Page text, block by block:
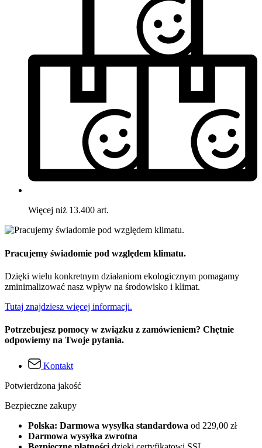
Więcej niż 13.400 art.
Pracujemy świadomie pod względem klimatu.
Dzięki wielu konkretnym działaniom ekologicznym pomagamy
zminimalizować nasz wpływ na środowisko i klimat.
Tutaj znajdziesz więcej informacji.
Potrzebujesz pomocy w związku z zamówieniem? Chętnie
odpowiemy na Twoje pytania.
Kontakt
Potwierdzona jakość
Bezpieczne zakupy
Polska: Darmowa wysyłka standardowa od 229,00 zł
Darmowa wysyłka zwrotna